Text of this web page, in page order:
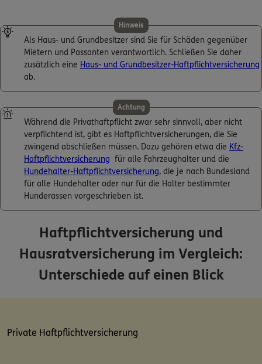
Hinweis
Als Haus- und Grundbesitzer sind Sie für Schäden gegenüber
Mietern und Passanten verantwortlich. Schließen Sie daher
zusätzlich eine Haus- und Grundbesitzer-Haftpflichtversicherung
ab.
Achtung
Während die Privathaftpflicht zwar sehr sinnvoll, aber nicht
verpflichtend ist, gibt es Haftpflichtversicherungen, die Sie
zwingend abschließen müssen. Dazu gehören etwa die Kfz-
Haftpflichtversicherung für alle Fahrzeughalter und die
Hundehalter-Haftpflichtversicherung, die je nach Bundesland
für alle Hundehalter oder nur für die Halter bestimmter
Hunderassen vorgeschrieben ist.
Haftpflichtversicherung und
Hausratversicherung im Vergleich:
Unterschiede auf einen Blick
Private Haftpflichtversicherung